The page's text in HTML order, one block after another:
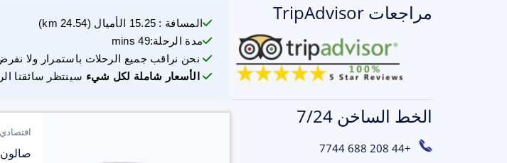
مراجعات TripAdvisor
الخط الساخن 7/24
+44 208 688 7744
المسافة :
15.25 الأميال (
24.54
مدة الرحلة:
49 mins
نحن نراقب جميع الرحلات باستمرار ولا
الأسعار شاملة لكل شيء سينتظر سائقنا
اقتصادي
صالون